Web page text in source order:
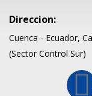
Direccion:
Cuenca - Ecuador,
(Sector Control Sur)